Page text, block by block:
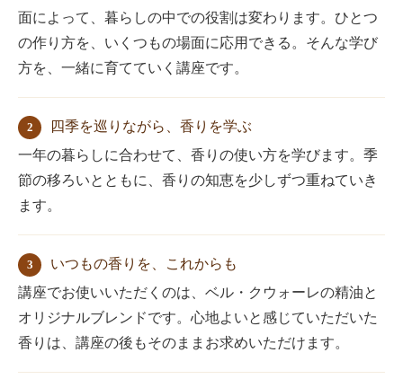
面によって、暮らしの中での役割は変わります。ひとつ
の作り方を、いくつもの場面に応用できる。そんな学び
方を、一緒に育てていく講座です。
2
四季を巡りながら、香りを学ぶ
一年の暮らしに合わせて、香りの使い方を学びます。季
節の移ろいとともに、香りの知恵を少しずつ重ねていき
ます。
3
いつもの香りを、これからも
講座でお使いいただくのは、ベル・クウォーレの精油と
オリジナルブレンドです。心地よいと感じていただいた
香りは、講座の後もそのままお求めいただけます。